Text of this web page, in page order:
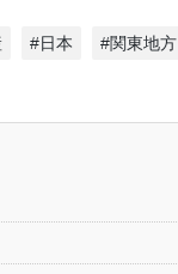
#日本 #関東地方